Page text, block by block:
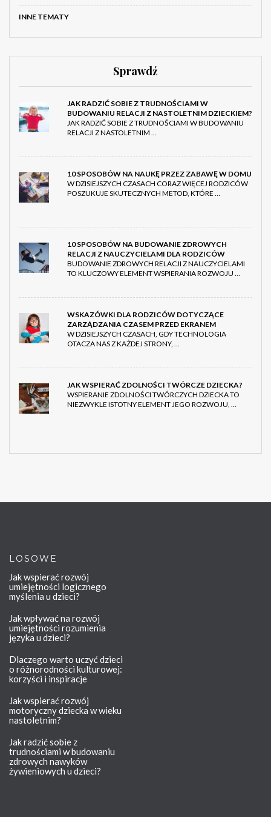
INNE TEMATY
Sprawdź
JAK RADZIĆ SOBIE Z TRUDNOŚCIAMI W
BUDOWANIU RELACJI Z NASTOLETNIM DZIECKIEM?
JAK RADZIĆ SOBIE Z TRUDNOŚCIAMI W BUDOWANIU
RELACJI Z NASTOLETNIM …
10 SPOSOBÓW NA NAUKĘ PRZEZ ZABAWĘ W DOMU
W DZISIEJSZYCH CZASACH CORAZ WIĘCEJ RODZICÓW
POSZUKUJE SKUTECZNYCH METOD, KTÓRE …
10 SPOSOBÓW NA BUDOWANIE ZDROWYCH
RELACJI Z NAUCZYCIELAMI DLA RODZICÓW
BUDOWANIE ZDROWYCH RELACJI Z NAUCZYCIELAMI
TO KLUCZOWY ELEMENT WSPIERANIA ROZWOJU …
WSKAZÓWKI DLA RODZICÓW DOTYCZĄCE
ZARZĄDZANIA CZASEM PRZED EKRANEM
W DZISIEJSZYCH CZASACH, GDY TECHNOLOGIA
OTACZA NAS Z KAŻDEJ STRONY, …
JAK WSPIERAĆ ZDOLNOŚCI TWÓRCZE DZIECKA?
WSPIERANIE ZDOLNOŚCI TWÓRCZYCH DZIECKA TO
NIEZWYKLE ISTOTNY ELEMENT JEGO ROZWOJU, …
LOSOWE
Jak wspierać rozwój
umiejętności logicznego
myślenia u dzieci?
Jak wpływać na rozwój
umiejętności rozumienia
języka u dzieci?
Dlaczego warto uczyć dzieci
o różnorodności kulturowej:
korzyści i inspiracje
Jak wspierać rozwój
motoryczny dziecka w wieku
nastoletnim?
Jak radzić sobie z
trudnościami w budowaniu
zdrowych nawyków
żywieniowych u dzieci?